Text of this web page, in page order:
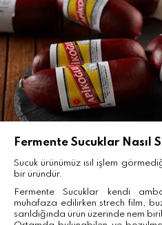
Fermente Sucuklar Nasıl
Sucuk ürünümüz ısıl işlem
bir üründür.
Fermente Sucuklar kendi
muhafaza edilirken strech film,
sarıldığında ürün üzerinde nem